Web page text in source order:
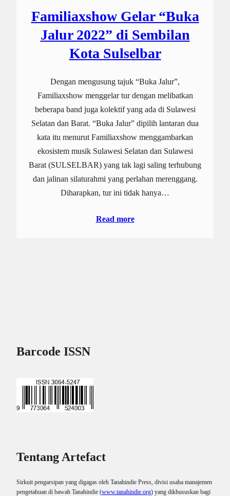
Familiaxshow Gelar “Buka
Jalur 2022” di Sembilan
Kota Sulselbar
Dengan mengusung tajuk “Buka Jalur”,
Familiaxshow menggelar tur dengan melibatkan
beberapa band juga kolektif yang ada di Sulawesi
Selatan dan Barat. “Buka Jalur” dipilih lantaran dua
kata itu menurut Familiaxshow menggambarkan
ekosistem musik Sulawesi Selatan dan Sulawesi
Barat (SULSELBAR) yang tak lagi saling terhubung
dan jalinan silaturahmi yang perlahan merenggang.
Diharapkan, tur ini tidak hanya…
Read more
Barcode ISSN
Tentang Artefact
Sirkuit pengarsipan yang digagas oleh Tanahindie Press, divisi usaha manajemen
pengetahuan di bawah Tanahindie (www.tanahindie.org) yang dikhususkan bagi